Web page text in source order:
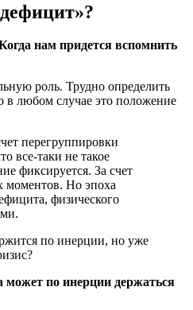
нам придется вспомнить
роль. Трудно определить
любом случае это положение
перегруппировки
все-таки не такое
фиксируется. За счет
Но эпоха
физического
по инерции держаться